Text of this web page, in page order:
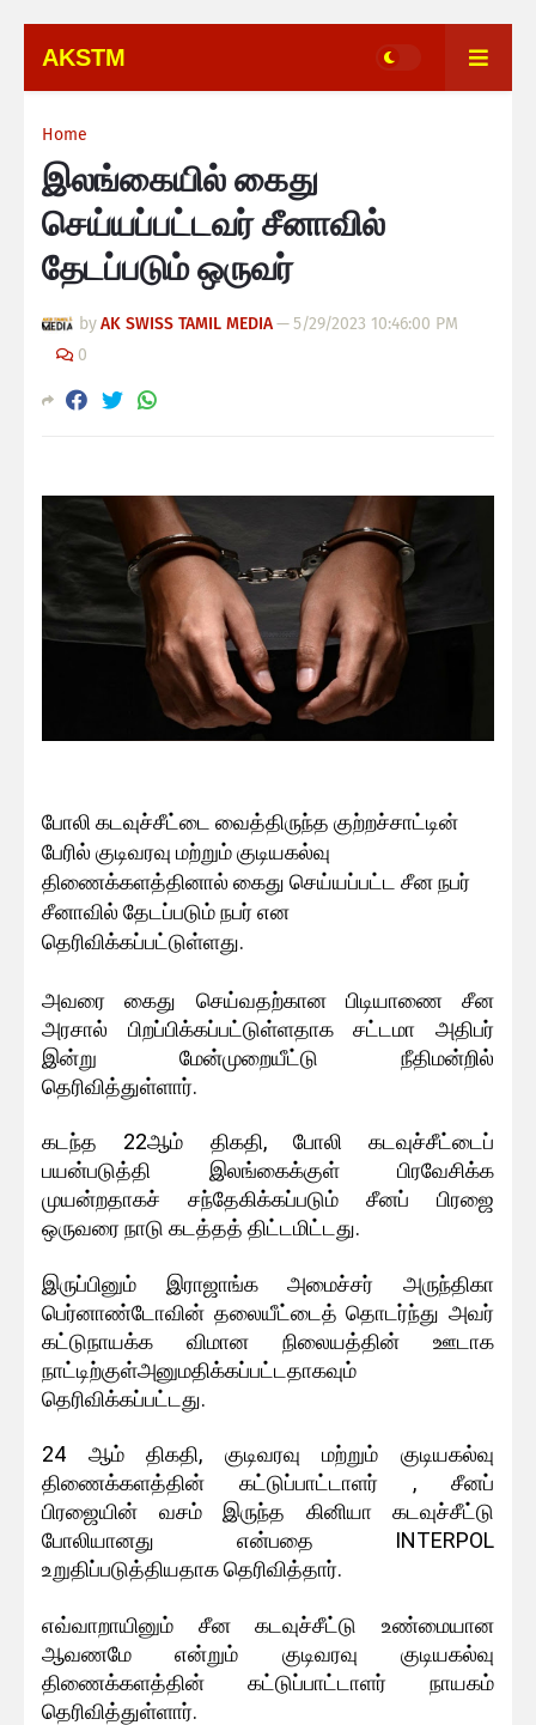
AKSTM
Home
இலங்கையில் கைது
செய்யப்பட்டவர் சீனாவில்
தேடப்படும் ஒருவர்
byAK SWISS TAMIL MEDIA—5/29/2023 10:46:00 PM
0
போலி கடவுச்சீட்டை வைத்திருந்த குற்றச்சாட்டின்
பேரில் குடிவரவு மற்றும் குடியகல்வு
திணைக்களத்தினால் கைது செய்யப்பட்ட சீன நபர்
சீனாவில் தேடப்படும் நபர் என
தெரிவிக்கப்பட்டுள்ளது.
அவரை கைது செய்வதற்கான பிடியாணை சீன
அரசால் பிறப்பிக்கப்பட்டுள்ளதாக சட்டமா அதிபர்
இன்று மேன்முறையீட்டு நீதிமன்றில்
தெரிவித்துள்ளார்.
கடந்த 22ஆம் திகதி, போலி கடவுச்சீட்டைப்
பயன்படுத்தி இலங்கைக்குள் பிரவேசிக்க
முயன்றதாகச் சந்தேகிக்கப்படும் சீனப் பிரஜை
ஒருவரை நாடு கடத்தத் திட்டமிட்டது.
இருப்பினும் இராஜாங்க அமைச்சர் அருந்திகா
பெர்னாண்டோவின் தலையீட்டைத் தொடர்ந்து அவர்
கட்டுநாயக்க விமான நிலையத்தின் ஊடாக
நாட்டிற்குள்அனுமதிக்கப்பட்டதாகவும்
தெரிவிக்கப்பட்டது.
24 ஆம் திகதி, குடிவரவு மற்றும் குடியகல்வு
திணைக்களத்தின் கட்டுப்பாட்டாளர் , சீனப்
பிரஜையின் வசம் இருந்த கினியா கடவுச்சீட்டு
போலியானது என்பதை INTERPOL
உறுதிப்படுத்தியதாக தெரிவித்தார்.
எவ்வாறாயினும் சீன கடவுச்சீட்டு உண்மையான
ஆவணமே என்றும் குடிவரவு குடியகல்வு
திணைக்களத்தின் கட்டுப்பாட்டாளர் நாயகம்
தெரிவித்துள்ளார்.